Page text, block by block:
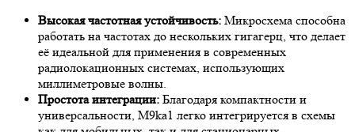
Высокая частотная устойчивость: Микросхема способна
работать на частотах до нескольких гигагерц, что делает
её идеальной для применения в современных
радиолокационных системах, использующих
миллиметровые волны.
Простота интеграции: Благодаря компактности и
универсальности, M9ka1 легко интегрируется в схемы